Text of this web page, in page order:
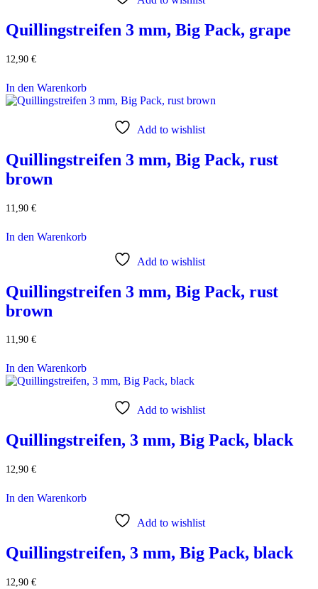
Quillingstreifen 3 mm, Big Pack, grape
12,90 €
In den Warenkorb
Add to wishlist
Quillingstreifen 3 mm, Big Pack, rust
brown
11,90 €
In den Warenkorb
Add to wishlist
Quillingstreifen 3 mm, Big Pack, rust
brown
11,90 €
In den Warenkorb
Add to wishlist
Quillingstreifen, 3 mm, Big Pack, black
12,90 €
In den Warenkorb
Add to wishlist
Quillingstreifen, 3 mm, Big Pack, black
12,90 €